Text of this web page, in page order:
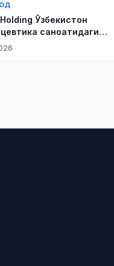
Ўзбекистон
саноатидаги
ўрганмоқда